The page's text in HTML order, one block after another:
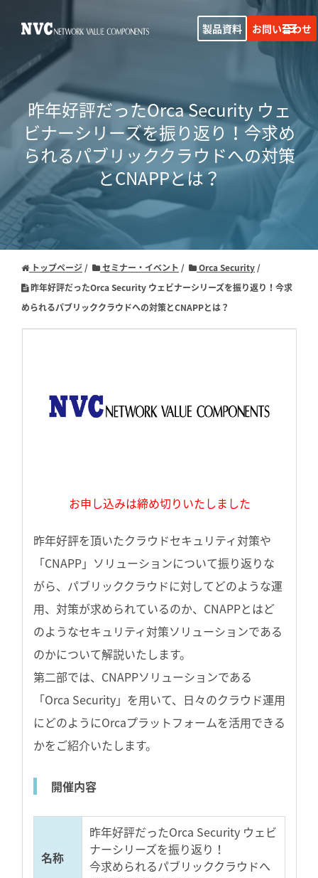
製品資料 お問い合わせ
昨年好評だったOrca Security ウェ
ビナーシリーズを振り返り！今求め
られるパブリッククラウドへの対策
とCNAPPとは？
トップページ セミナー・イベント
Orca Security
昨年好評だったOrca Security ウェビナーシリーズを振り返り！今求
められるパブリッククラウドへの対策とCNAPPとは？
お申し込みは締め切りいたしました
昨年好評を頂いたクラウドセキュリティ対策や
「CNAPP」ソリューションについて振り返りな
がら、パブリッククラウドに対してどのような運
用、対策が求められているのか、CNAPPとはど
のようなセキュリティ対策ソリューションである
のかについて解説いたします。
第二部では、CNAPPソリューションである
「Orca Security」を用いて、日々のクラウド運用
にどのようにOrcaプラットフォームを活用できる
かをご紹介いたします。
開催内容
名称
昨年好評だったOrca Security ウェビ
ナーシリーズを振り返り！
今求められるパブリッククラウドへ